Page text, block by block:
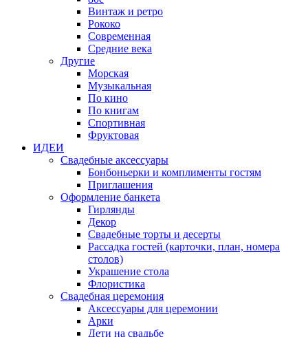
Винтаж и ретро
Рококо
Современная
Средние века
Другие
Морская
Музыкальная
По кино
По книгам
Спортивная
Фруктовая
ИДЕИ
Свадебные аксессуары
Бонбоньерки и комплименты гостям
Приглашения
Оформление банкета
Гирлянды
Декор
Свадебные торты и десерты
Рассадка гостей (карточки, план, номера
столов)
Украшение стола
Флористика
Свадебная церемония
Аксессуары для церемонии
Арки
Дети на свадьбе